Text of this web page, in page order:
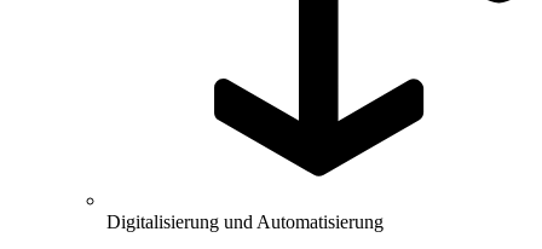
Digitalisierung und Automatisierung